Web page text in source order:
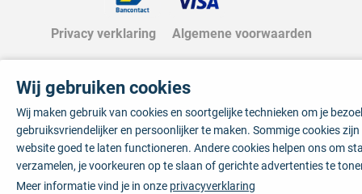
Privacy verklaring Algemene voorwaarden
Wij gebruiken cookies
Wij maken gebruik van cookies en soortgelijke technieken om je
gebruiksvriendelijker en persoonlijker te maken. Sommige cookies
website goed te laten functioneren. Andere cookies helpen ons om
verzamelen, je voorkeuren op te slaan of gerichte advertenties te
Meer informatie vind je in onze privacyverklaring